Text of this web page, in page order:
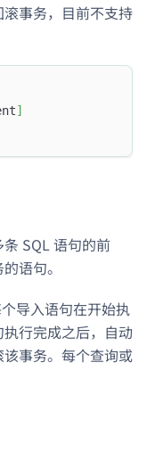
事务，目前不支持
]
SQL 语句的前
语句。
导入语句在开始执
行完成之后，自动
事务。每个查询或